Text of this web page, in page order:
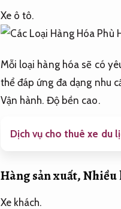
Xe ô tô.
Mỗi loại hàng hóa sẽ có
thể đáp ứng đa dạng nhu
Vận hành. Độ bền cao.
Dịch vụ cho thuê xe du
Hàng sản xuất,Nhiều
Xe khách.